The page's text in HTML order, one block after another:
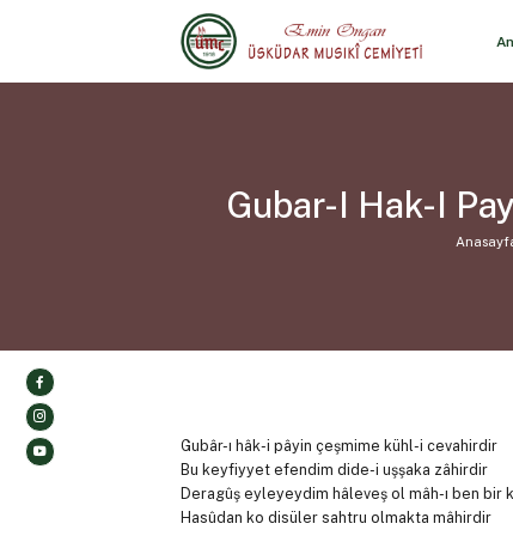
Gubar-I Hak-I
Gubâr-ı hâk-i pâyin çeşmime kühl-i cevahirdir
Bu keyfiyyet efendim dide-i uşşaka zâhirdir
Deragûş eyleyeydim hâleveş ol mâh-ı ben bir
Hasûdan ko disüler sahtru olmakta mâhirdir